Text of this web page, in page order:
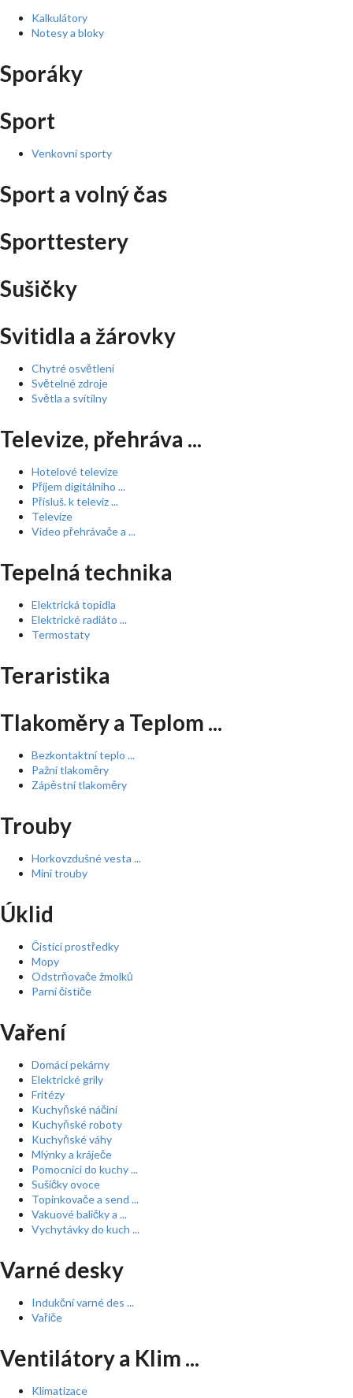
Kalkulátory
Notesy a bloky
Sporáky
Sport
Venkovní sporty
Sport a volný čas
Sporttestery
Sušičky
Svitidla a žárovky
Chytré osvětlení
Světelné zdroje
Světla a svítilny
Televize, přehráva ...
Hotelové televize
Příjem digitálního ...
Přísluš. k televiz ...
Televize
Video přehrávače a ...
Tepelná technika
Elektrická topidla
Elektrické radiáto ...
Termostaty
Teraristika
Tlakoměry a Teplom ...
Bezkontaktní teplo ...
Pažní tlakoměry
Zápěstní tlakoměry
Trouby
Horkovzdušné vesta ...
Mini trouby
Úklid
Čistící prostředky
Mopy
Odstrňovače žmolků
Parní čističe
Vaření
Domácí pekárny
Elektrické grily
Fritézy
Kuchyňské náčiní
Kuchyňské roboty
Kuchyňské váhy
Mlýnky a kráječe
Pomocníci do kuchy ...
Sušičky ovoce
Topinkovače a send ...
Vakuové baličky a ...
Vychytávky do kuch ...
Varné desky
Indukční varné des ...
Vařiče
Ventilátory a Klim ...
Klimatizace